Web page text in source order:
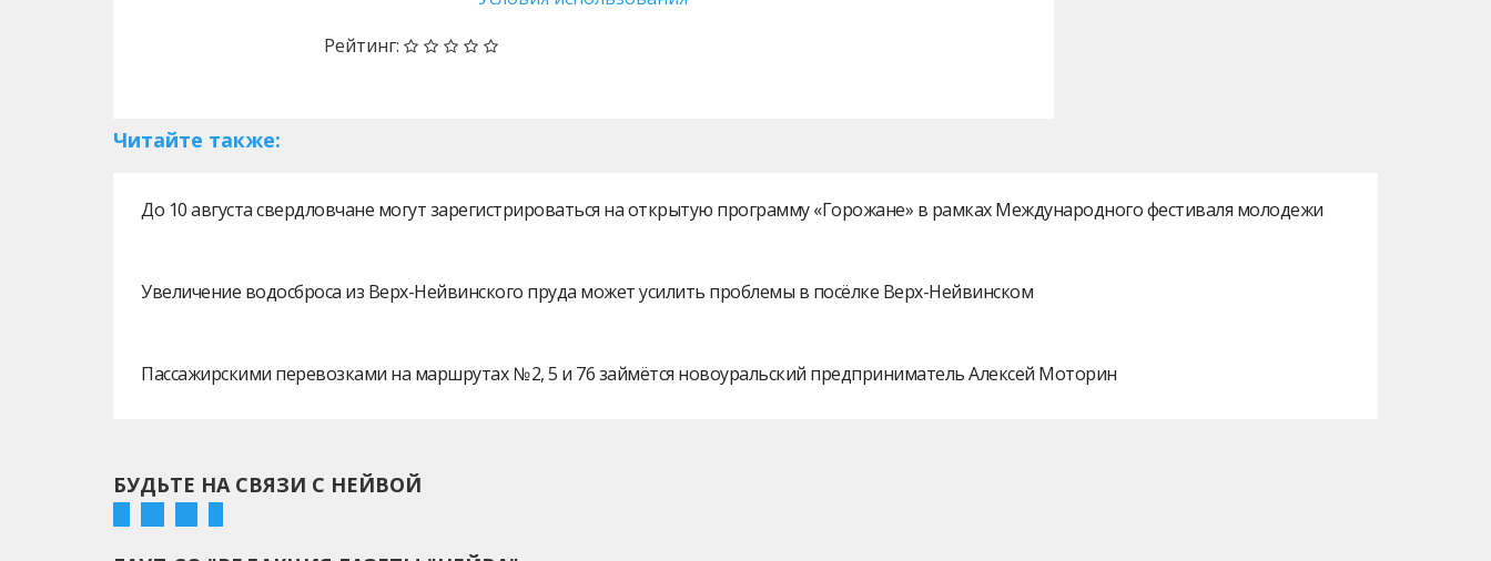
Рейтинг:
Читайте также:
До 10 августа свердловчане могут зарегистрироваться на открытую программу «Горожане» в рамках Международного фестиваля молодежи
Увеличение водосброса из Верх-Нейвинского пруда может усилить проблемы в посёлке Верх-Нейвинском
Пассажирскими перевозками на маршрутах № 2, 5 и 76 займётся новоуральский предприниматель Алексей Моторин
БУДЬТЕ НА СВЯЗИ С НЕЙВОЙ